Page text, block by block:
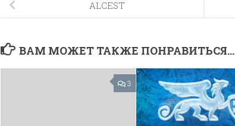
ALCEST
ВАМ МОЖЕТ ТАКЖЕ ПОНРАВИТЬСЯ...
3